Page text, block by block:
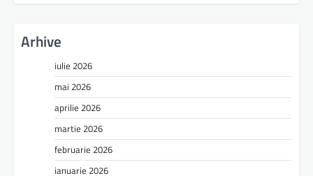
Arhive
iulie 2026
mai 2026
aprilie 2026
martie 2026
februarie 2026
ianuarie 2026